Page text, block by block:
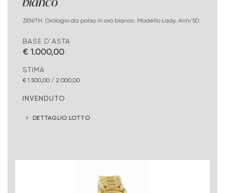
ZENITH. Orologio da polso in oro bianco. Modello Lady. Anni'50.
BASE D'ASTA
€ 1.000,00
STIMA
€ 1.500,00 / 2.000,00
INVENDUTO
DETTAGLIO LOTTO